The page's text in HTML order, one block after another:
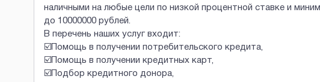
наличными на любые цели по низкой процентной ставке и
до 10000000 рублей.
В перечень наших услуг входит:
☑️Помощь в получении потребительского кредита,
☑️Помощь в получении кредитных карт,
☑️Подбор кредитного донора,